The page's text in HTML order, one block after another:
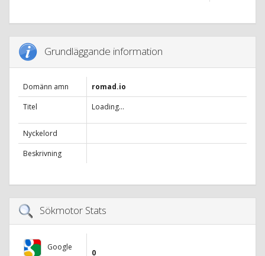
Grundläggande information
Domänn amn
romad.io
Titel
Loading...
Nyckelord
Beskrivning
Sökmotor Stats
Google
0